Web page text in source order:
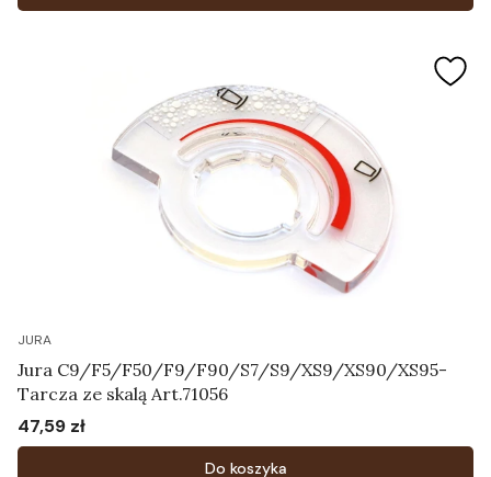
JURA
Jura C9/F5/F50/F9/F90/S7/S9/XS9/XS90/XS95-
Tarcza ze skalą Art.71056
Cena
47,59 zł
Do koszyka